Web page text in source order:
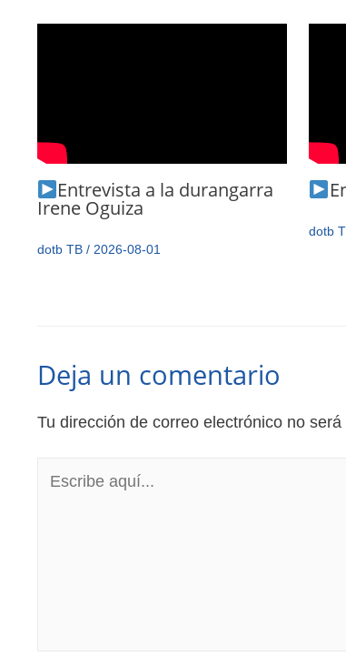
Entrevista a la durangarra
Irene Oguiza
dotb TB/ 2026-08-01
dotb
Deja un comentario
Tu dirección de correo electrónico no será